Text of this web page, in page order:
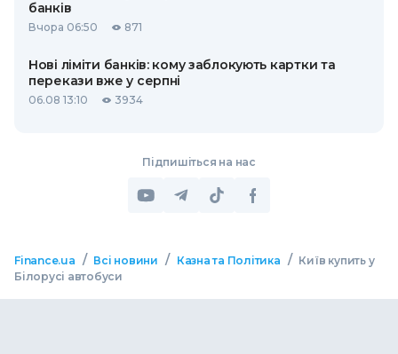
банків
Вчора 06:50 871
Нові ліміти банків: кому заблокують картки та
перекази вже у серпні
06.08 13:10 3934
Підпишіться на нас
Finance.ua / Всі новини / Казна та Політика / Київ купить у
Білорусі автобуси